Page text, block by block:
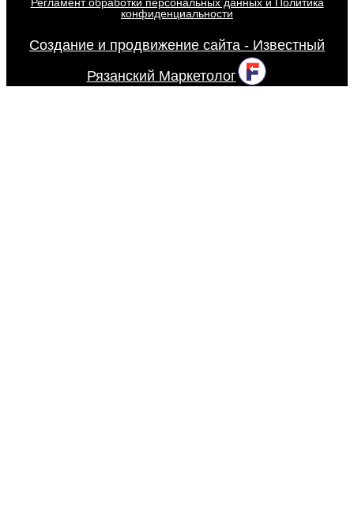
Регламент обработки персональных данных и Политика
конфиденциальности
Создание и продвижение сайта - Известный
Рязанский Маркетолог